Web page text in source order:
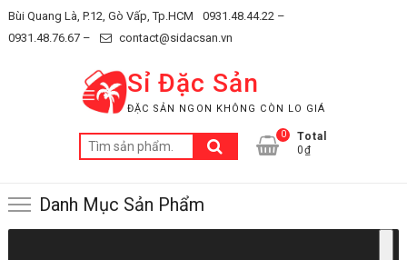
Skip
to
Bùi Quang Là, P.12, Gò Vấp, Tp.HCM
0931.48.44.22 –
0931.48.76.67 –
contact@sidacsan.vn
Sỉ Đặc Sản
ĐẶC SẢN NGON KHÔNG CÒN LO GIÁ
Tìm
kiếm:
0
Total
0₫
Danh Mục Sản Phẩm